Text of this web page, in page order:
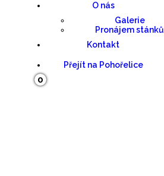
O nás
Galerie
Pronájem stánků
Kontakt
Přejít na Pohořelice
0